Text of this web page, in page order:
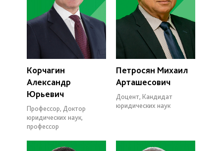
Корчагин
Александр
Юрьевич
Профессор, Доктор
юридических наук,
профессор
Петросян Михаил
Арташесович
Доцент, Кандидат
юридических наук